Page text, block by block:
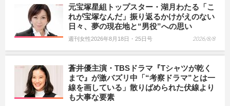
元宝塚星組トップスター・湖月わたる「こ
れが宝塚なんだ」振り返るかけがえのない
日々、夢の現在地と“男役”への思い
週刊女性2026年8月18日・25日号 2026/8/8
蒼井優主演・TBSドラマ『Tシャツが乾く
まで』が激バズリ中「“考察ドラマ”とは一
線を画している」散りばめられた伏線より
も大事な要素